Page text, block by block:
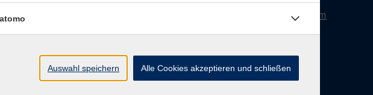
Impressum
Widerruf
Auswahl speichern Alle Cookies akzeptieren und schließen